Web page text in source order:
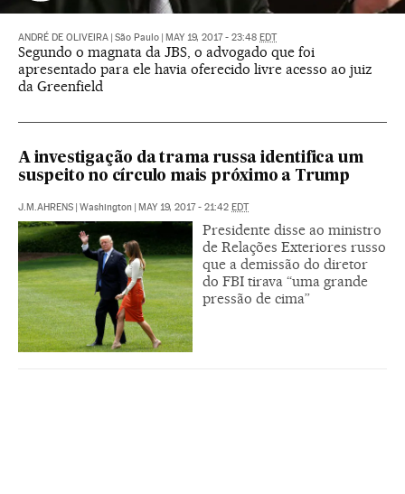
ANDRÉ DE OLIVEIRA São Paulo MAY 19, 2017 - 23:48 EDT
Segundo o magnata da JBS, o advogado que foi
apresentado para ele havia oferecido livre acesso ao juiz
da Greenfield
A investigação da trama russa identifica um
suspeito no círculo mais próximo a Trump
J.M.AHRENS Washington MAY 19, 2017 - 21:42 EDT
Presidente disse ao ministro
de Relações Exteriores russo
que a demissão do diretor
do FBI tirava “uma grande
pressão de cima”